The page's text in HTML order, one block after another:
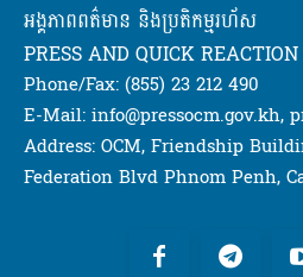
អង្គភាពពត៌មាន និងប្រតិកម្មរហ័ស
PRESS AND QUICK
Phone/Fax: (855) 23 212 490
E-Mail: info@pressocm.gov.kh,
Address: OCM, Friendship
Federation Blvd Phnom Penh,